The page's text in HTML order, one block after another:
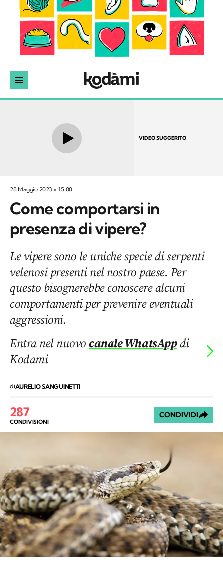
VIDEO SUGGERITO
28 Maggio 2023 15:00
Come comportarsi in
presenza di vipere?
Le vipere sono le uniche specie di serpenti
velenosi presenti nel nostro paese. Per
questo bisognerebbe conoscere alcuni
comportamenti per prevenire eventuali
aggressioni.
Entra nel nuovocanale WhatsAppdi
Kodami
diAURELIO SANGUINETTI
287
CONDIVISIONI
CONDIVIDI